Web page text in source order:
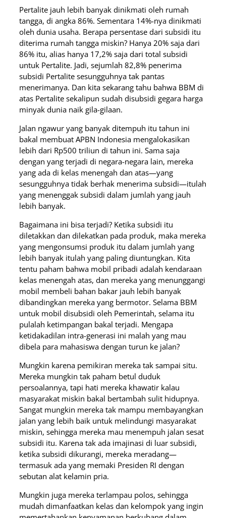
Pertalite jauh lebih banyak dinikmati oleh rumah
tangga, di angka 86%. Sementara 14%-nya dinikmati
oleh dunia usaha. Berapa persentase dari subsidi itu
diterima rumah tangga miskin? Hanya 20% saja dari
86% itu, alias hanya 17,2% saja dari total subsidi
untuk Pertalite. Jadi, sejumlah 82,8% penerima
subsidi Pertalite sesungguhnya tak pantas
menerimanya. Dan kita sekarang tahu bahwa BBM di
atas Pertalite sekalipun sudah disubsidi gegara harga
minyak dunia naik gila-gilaan.
Jalan ngawur yang banyak ditempuh itu tahun ini
bakal membuat APBN Indonesia mengalokasikan
lebih dari Rp500 triliun di tahun ini. Sama saja
dengan yang terjadi di negara-negara lain, mereka
yang ada di kelas menengah dan atas—yang
sesungguhnya tidak berhak menerima subsidi—itulah
yang menenggak subsidi dalam jumlah yang jauh
lebih banyak.
Bagaimana ini bisa terjadi? Ketika subsidi itu
diletakkan dan dilekatkan pada produk, maka mereka
yang mengonsumsi produk itu dalam jumlah yang
lebih banyak itulah yang paling diuntungkan. Kita
tentu paham bahwa mobil pribadi adalah kendaraan
kelas menengah atas, dan mereka yang menunggangi
mobil membeli bahan bakar jauh lebih banyak
dibandingkan mereka yang bermotor. Selama BBM
untuk mobil disubsidi oleh Pemerintah, selama itu
pulalah ketimpangan bakal terjadi. Mengapa
ketidakadilan intra-generasi ini malah yang mau
dibela para mahasiswa dengan turun ke jalan?
Mungkin karena pemikiran mereka tak sampai situ.
Mereka mungkin tak paham betul duduk
persoalannya, tapi hati mereka khawatir kalau
masyarakat miskin bakal bertambah sulit hidupnya.
Sangat mungkin mereka tak mampu membayangkan
jalan yang lebih baik untuk melindungi masyarakat
miskin, sehingga mereka mau menempuh jalan sesat
subsidi itu. Karena tak ada imajinasi di luar subsidi,
ketika subsidi dikurangi, mereka meradang—
termasuk ada yang memaki Presiden RI dengan
sebutan alat kelamin pria.
Mungkin juga mereka terlampau polos, sehingga
mudah dimanfaatkan kelas dan kelompok yang ingin